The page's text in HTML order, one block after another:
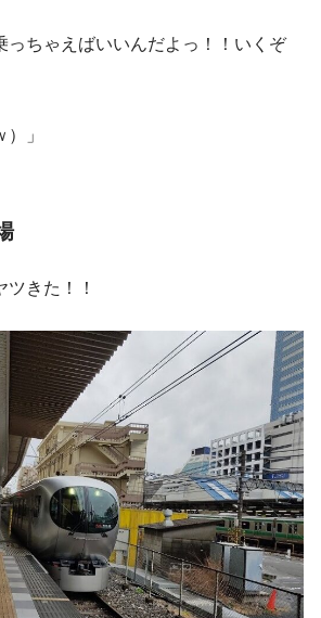
っちゃえばいいんだよっ！！いくぞ
）」
きた！！